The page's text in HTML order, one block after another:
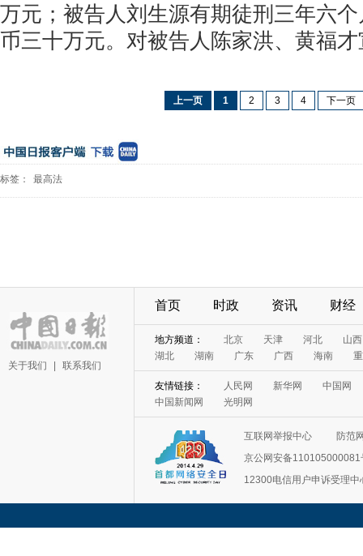
万元；被告人刘生源有期徒刑三年六
币三十万元。对被告人陈家洪、黄福
上一页 1 2 3 4 下一页
标签： 最高法
关于我们 联系我们
首页 时政 资讯 财经
地方频道： 北京 天津 河北
山西
湖北
湖南 广东 广西 海南
友情链接： 人民网 新华网
中国网
中国新闻网
光明网
互联网举报中心
防范
京公网安备110105000081
12300电信用户申诉受理中